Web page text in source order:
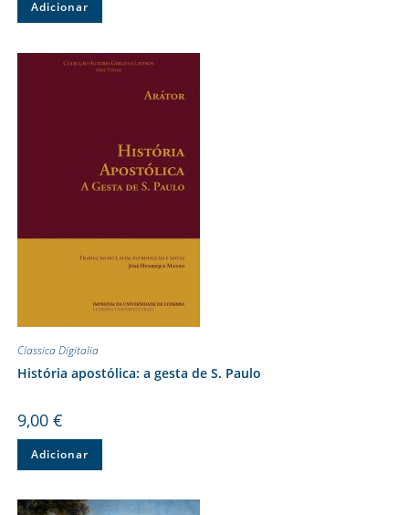
Adicionar
Classica Digitalia
História apostólica: a gesta de S. Paulo
9,00 €
Adicionar